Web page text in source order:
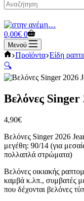
No
results
Καλάθι
Αγορών
0,00€ 0
Μενού
Αρχική
Προϊόντα Είδη
🔍
Βελόνες Singer
4,90€
Βελόνες Singer 2026
μεγέθη: 90/14 (για
πολλαπλά στρώματα)
Βελόνες οικιακής
καμβά κ.λπ., συμβατές με
που δέχονται βελόνες